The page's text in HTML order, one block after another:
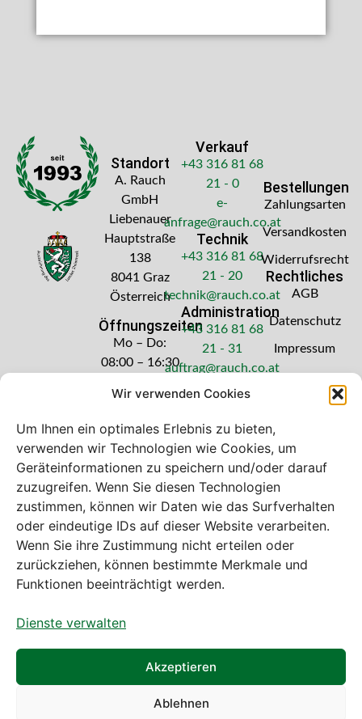
Wir verwenden Cookies
Um Ihnen ein optimales Erlebnis zu bieten,
verwenden wir Technologien wie Cookies, um
Geräteinformationen zu speichern und/oder darauf
zuzugreifen. Wenn Sie diesen Technologien
zustimmen, können wir Daten wie das Surfverhalten
oder eindeutige IDs auf dieser Website verarbeiten.
Wenn Sie ihre Zustimmung nicht erteilen oder
zurückziehen, können bestimmte Merkmale und
Funktionen beeinträchtigt werden.
Dienste verwalten
Akzeptieren
Ablehnen
Standort
A. Rauch
GmbH
Liebenauer
Hauptstraße
138
8041 Graz
Österreich
Öffnungszeiten
Mo – Do:
08:00 – 16:30
Freitag: 08:00
Verkauf
+43 316 81 68
21 - 0
e-
anfrage@rauch.co.at
Technik
+43 316 81 68
21 - 20
technik@rauch.co.at
Administration
+43 316 81 68
21 - 31
auftrag@rauch.co.at
Bestellungen
Zahlungsarten
Versandkosten
Widerrufsrecht
Rechtliches
AGB
Datenschutz
Impressum
Bei diesem Webshop handelt es sich um
einen B2B-Webshop
A. Rauch GmbH – Ihr Experte aus Österreich für Waagen,
Eich- & Kalibrierservice, Sprühnebel-Zerstäubungstechnik
und Lebensmittelmaschinen.
Sämtliche Angebote der A. Rauch GmbH richten sich
gewerbliche Kunden, Institutionen, Kommunen usw. aus
Österreich, Deutschland und der Schweiz (weitere Länder
auf Anfrage).